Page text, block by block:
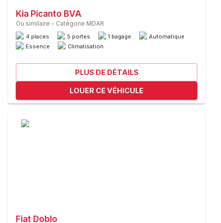
Kia Picanto BVA
Ou similaire - Catégorie MDAR
4 places 5 portes 1 bagage
Automatique
Essence
Climatisation
PLUS DE DÉTAILS
LOUER CE VÉHICULE
Fiat Doblo